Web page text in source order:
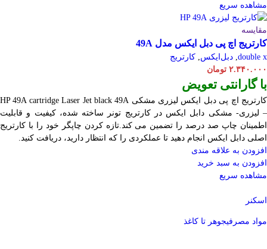
مشاهده سریع
مقایسه
کارتریج اچ پی دبل ایکس مدل 49A
double x
, دبل‌ایکس, کارتریج
۲.۳۴۰.۰۰۰ تومان
با گارانتی تعویض
کارتریج اچ پی دبل ایکس لیزری مشکی HP 49A cartridge Laser Jet black 49A
– لیزری- مشکی دابل ایکس در کارتریج تونر ساخته شده، کیفیت و قابلیت
اطمینان چاپ صد درصد را تضمین می کند.تازه کردن چاپگر خود را با کارتریج
اصلی دابل ایکس انجام دهید تا عملکردی را که انتظار دارید، دریافت کنید.
افزودن به علاقه مندی
افزودن به سبد خرید
مشاهده سریع
اسکنر
مواد مصرفیجوهر تا کاغذ